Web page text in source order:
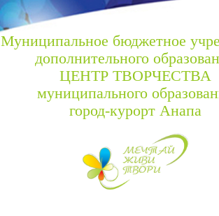
Муниципальное бюджетное
дополнительного
ЦЕНТР ТВОРЧЕСТВА
муниципального
город-курорт Анапа